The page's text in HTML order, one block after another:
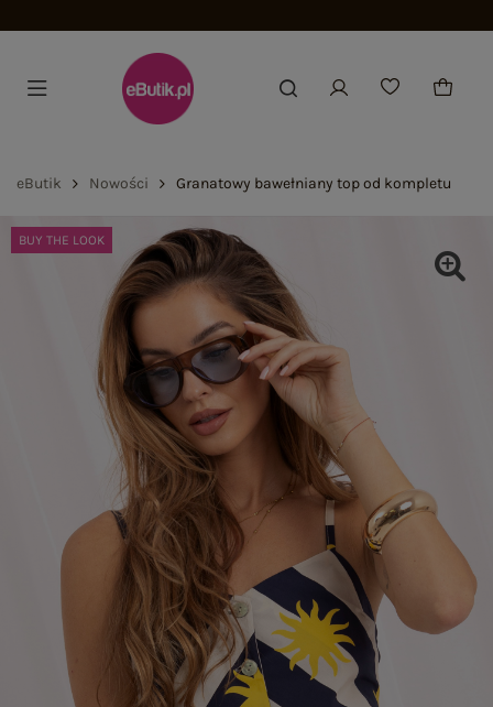
eButik Nowości Granatowy bawełniany top od kompletu
BUY THE LOOK